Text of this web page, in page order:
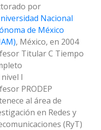
por
Nacional
de México
, México, en 2004
Titular C Tiempo
I
PRODEP
al área de
en Redes y
(RyT)